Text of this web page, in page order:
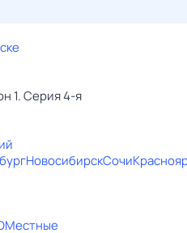
1. Серия 4-я
НовосибирскСочи
Местные